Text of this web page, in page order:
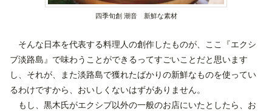
四季旬創 潮音 新鮮な素材
そんな日本を代表する料理人の創作したものが、ここ『エクシ
ブ淡路島』で味わうことができるってすごいことだと思います
し、それが、また淡路島で獲れたばかりの新鮮なものを使ってい
るわけですから、おいしくないはずがありません。
もし、黒木氏がエクシブ以外の一般のお店にいたとしたら、お